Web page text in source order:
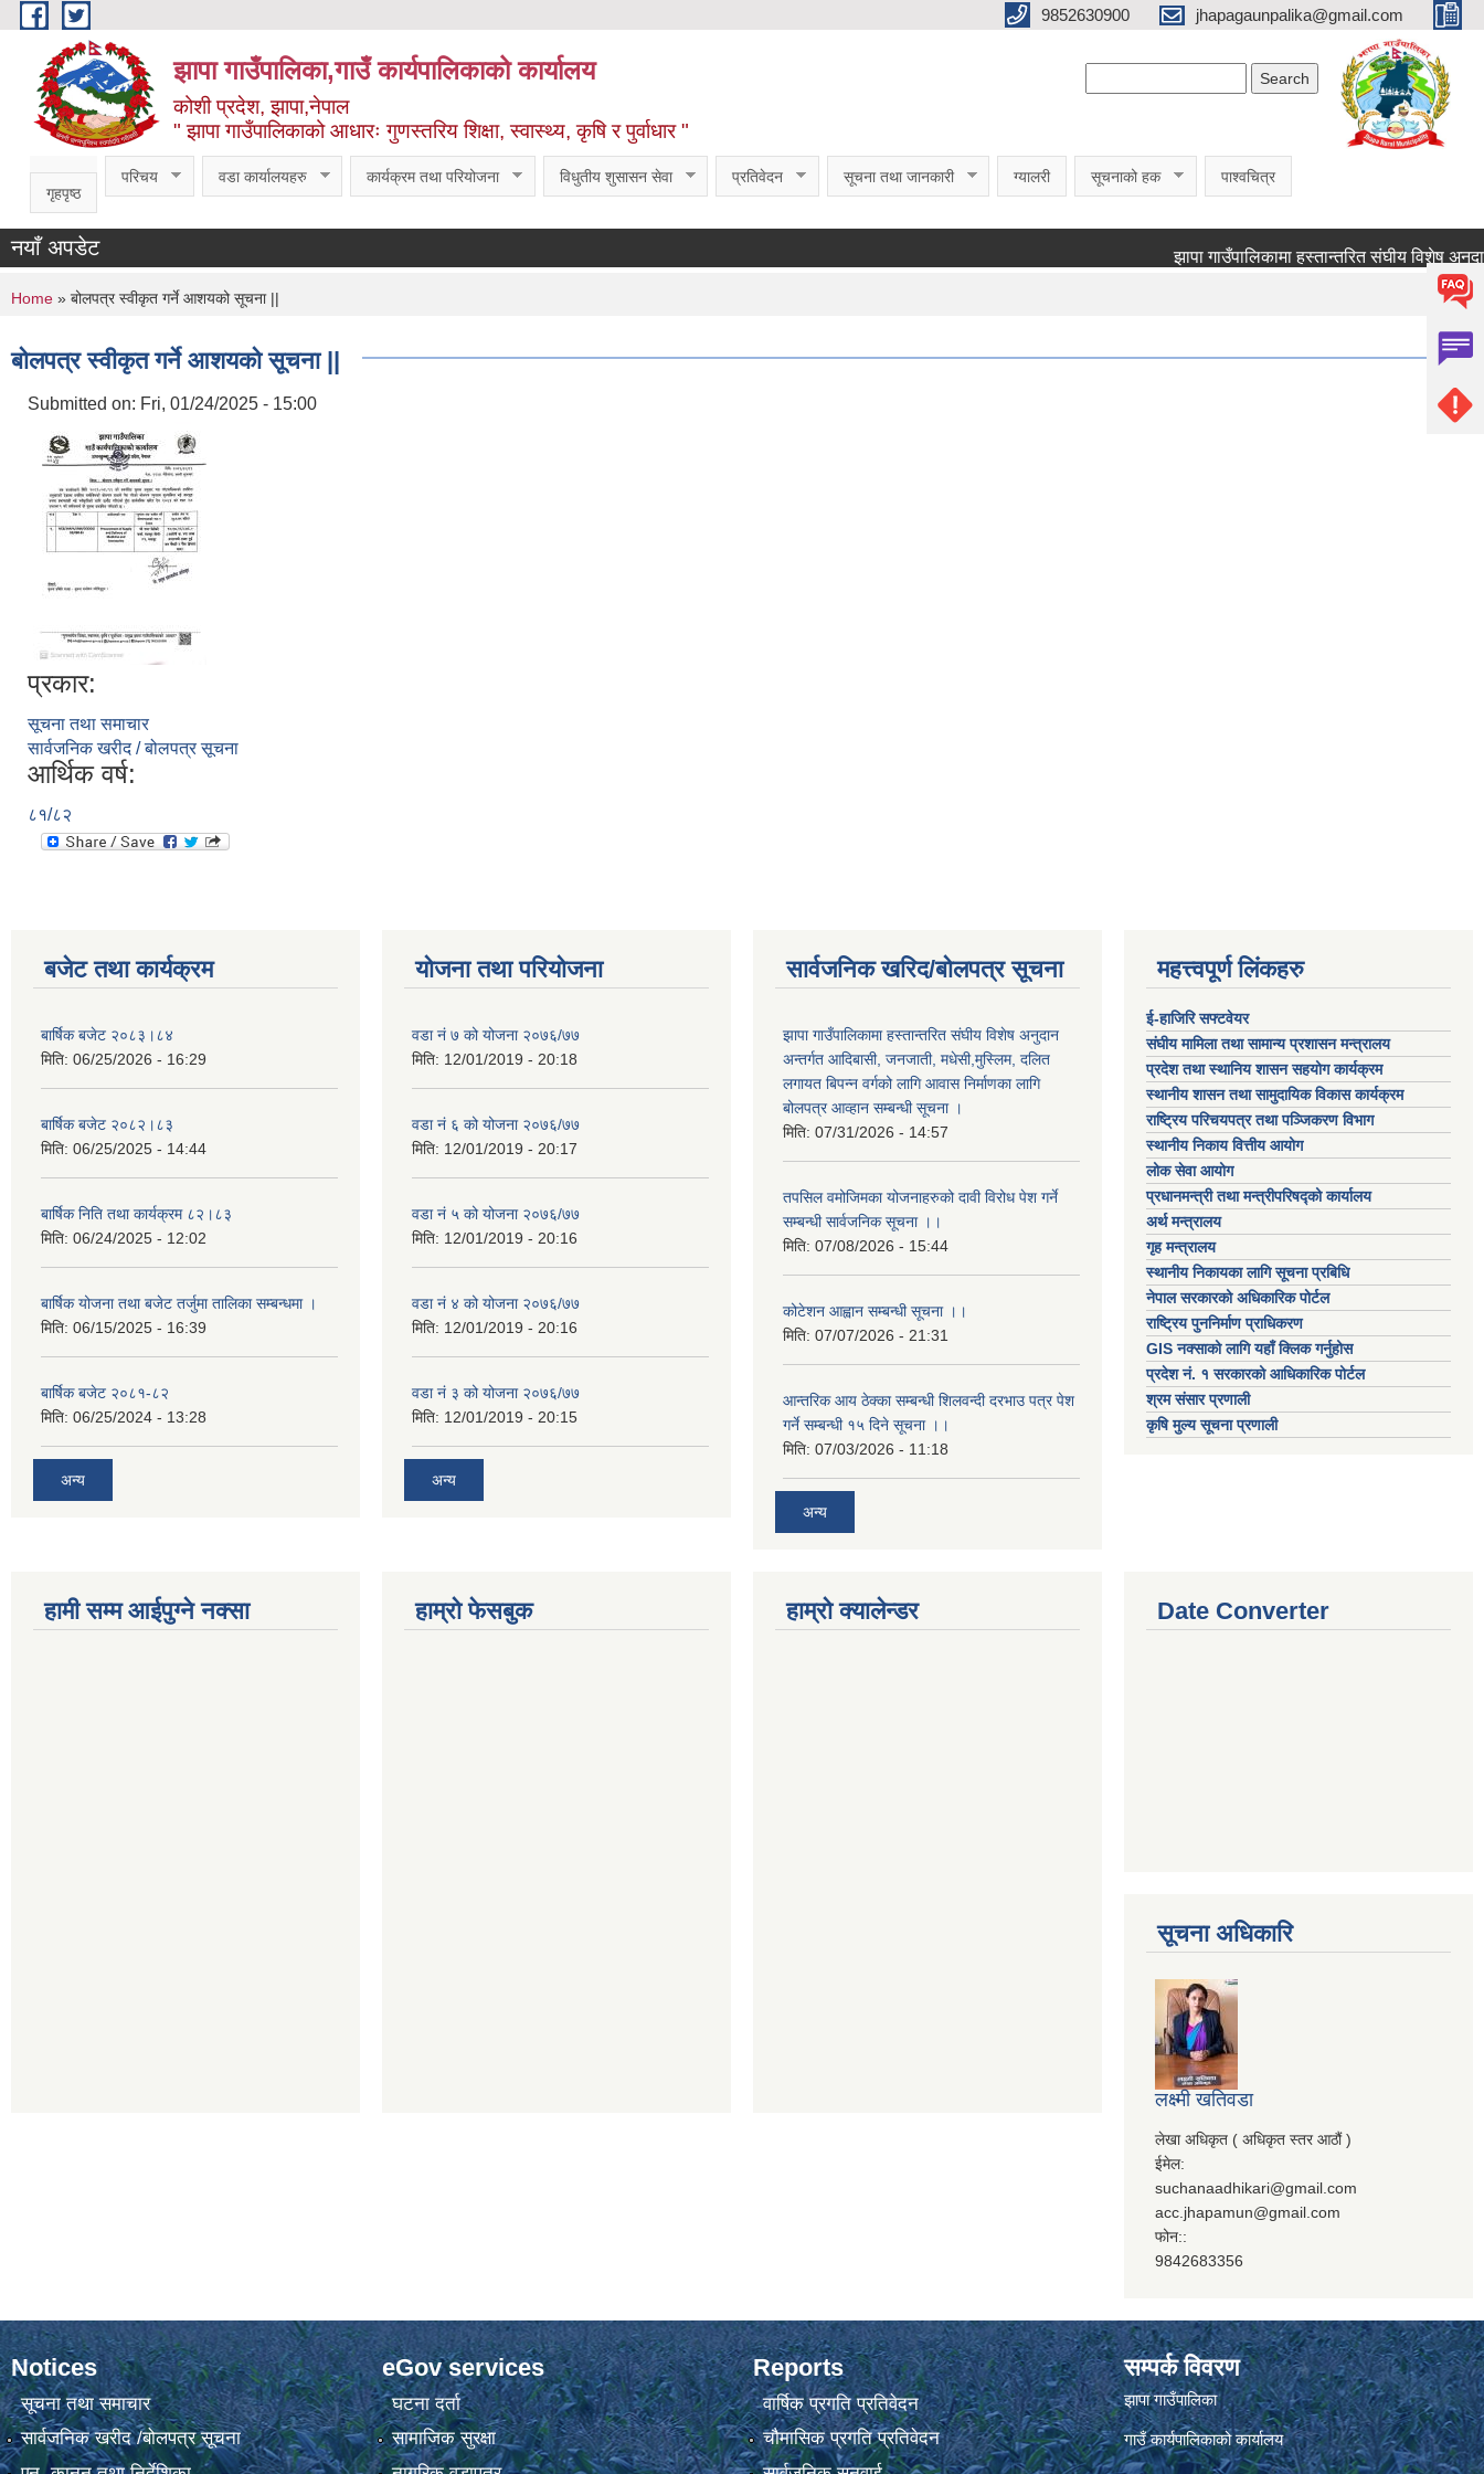
Skip to main content 9852630900 jhapagaunpalika@gmail.com
झापा गाउँपालिका,गाउँ कार्यपालिकाको कार्यालय
कोशी प्रदेश, झापा,नेपाल
" झापा गाउँपालिकाको आधारः गुणस्तरिय शिक्षा, स्वास्थ्य, कृषि र पुर्वाधार "
गृहपृष्ठ
परिचय वडा कार्यालयहरु कार्यक्रम तथा परियोजना विधुतीय शुसासन सेवा प्रतिवेदन सूचना तथा जानकारी ग्यालरी सूचनाको हक पाश्वचित्र
नयाँ अपडेट
You are here
Home » बोलपत्र स्वीकृत गर्ने आशयको सूचना ||
बोलपत्र स्वीकृत गर्ने आशयको सूचना ||
Submitted on: Fri, 01/24/2025 - 15:00
प्रकार:
सूचना तथा समाचार
सार्वजनिक खरीद / बोलपत्र सूचना
आर्थिक वर्ष:
८१/८२
बजेट तथा कार्यक्रम
बार्षिक बजेट २०८३।८४
मिति: 06/25/2026 - 16:29
बार्षिक बजेट २०८२।८३
मिति: 06/25/2025 - 14:44
बार्षिक निति तथा कार्यक्रम ८२।८३
मिति: 06/24/2025 - 12:02
बार्षिक योजना तथा बजेट तर्जुमा तालिका सम्बन्धमा ।
मिति: 06/15/2025 - 16:39
बार्षिक बजेट २०८१-८२
मिति: 06/25/2024 - 13:28
अन्य
योजना तथा परियोजना
वडा नं ७ को योजना २०७६/७७
मिति: 12/01/2019 - 20:18
वडा नं ६ को योजना २०७६/७७
मिति: 12/01/2019 - 20:17
वडा नं ५ को योजना २०७६/७७
मिति: 12/01/2019 - 20:16
वडा नं ४ को योजना २०७६/७७
मिति: 12/01/2019 - 20:16
वडा नं ३ को योजना २०७६/७७
मिति: 12/01/2019 - 20:15
अन्य
सार्वजनिक खरिद/बोलपत्र सूचना
झापा गाउँपालिकामा हस्तान्तरित संघीय विशेष अनुदान
अन्तर्गत आदिबासी, जनजाती, मधेसी,मुस्लिम, दलित
लगायत बिपन्न वर्गको लागि आवास निर्माणका लागि
बोलपत्र आव्हान सम्बन्धी सूचना ।
मिति: 07/31/2026 - 14:57
तपसिल वमोजिमका योजनाहरुको दावी विरोध पेश गर्ने
सम्बन्धी सार्वजनिक सूचना ।।
मिति: 07/08/2026 - 15:44
कोटेशन आह्वान सम्बन्धी सूचना ।।
मिति: 07/07/2026 - 21:31
आन्तरिक आय ठेक्का सम्बन्धी शिलवन्दी दरभाउ पत्र पेश
गर्ने सम्बन्धी १५ दिने सूचना ।।
मिति: 07/03/2026 - 11:18
अन्य
महत्त्वपूर्ण लिंकहरु
ई-हाजिरि सफ्टवेयर
संघीय मामिला तथा सामान्य प्रशासन मन्त्रालय
प्रदेश तथा स्थानिय शासन सहयोग कार्यक्रम
स्थानीय शासन तथा सामुदायिक विकास कार्यक्रम
राष्ट्रिय परिचयपत्र तथा पञ्जिकरण विभाग
स्थानीय निकाय वित्तीय आयोग
लोक सेवा आयोग
प्रधानमन्त्री तथा मन्त्रीपरिषद्को कार्यालय
अर्थ मन्त्रालय
गृह मन्त्रालय
स्थानीय निकायका लागि सूचना प्रबिधि
नेपाल सरकारको अधिकारिक पोर्टल
राष्ट्रिय पुननिर्माण प्राधिकरण
GIS नक्साको लागि यहाँ क्लिक गर्नुहोस
प्रदेश नं. १ सरकारको आधिकारिक पोर्टल
श्रम संसार प्रणाली
कृषि मुल्य सूचना प्रणाली
हामी सम्म आईपुग्ने नक्सा हाम्रो फेसबुक हाम्रो क्यालेन्डर Date Converter
सूचना अधिकारि
लक्ष्मी खतिवडा
लेखा अधिकृत ( अधिकृत स्तर आठौं )
ईमेल:
suchanaadhikari@gmail.com
acc.jhapamun@gmail.com
फोन::
9842683356
Notices
सूचना तथा समाचार
सार्वजनिक खरीद /बोलपत्र सूचना
eGov services
घटना दर्ता
सामाजिक सुरक्षा
Reports
वार्षिक प्रगति प्रतिवेदन
चौमासिक प्रगति प्रतिवेदन
सम्पर्क विवरण
झापा गाउँपालिका
गाउँ कार्यपालिकाको कार्यालय